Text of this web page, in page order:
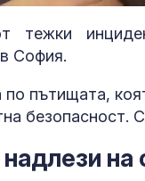
тежки
София.
по пътищата,
безопасност.
на